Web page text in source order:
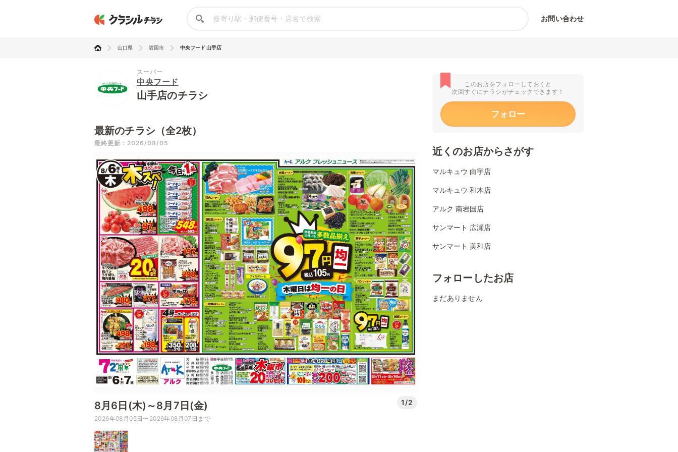
お問い合わせ
山口県 岩国市 中央フード 山手店
スーパー
中央フード
山手店のチラシ
最新のチラシ（全2枚）
最終更新：2026/08/05
8月6日(木)～8月7日(金) 1/2
2026年08月05日〜2026年08月07日まで
このお店をフォローしておくと
次回すぐにチラシがチェックできます！
フォロー
近くのお店からさがす
マルキュウ 由宇店
マルキュウ 和木店
アルク 南岩国店
サンマート 広瀬店
サンマート 美和店
フォローしたお店
まだありません